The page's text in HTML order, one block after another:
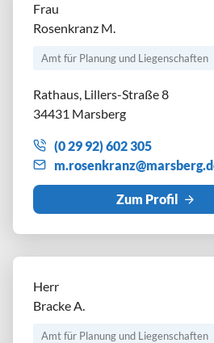
Frau
Rosenkranz M.
Amt für Planung und Liegenschaften
Rathaus, Lillers-Straße 8
34431 Marsberg
(0 29 92) 602 305
m r s nkr nz m rsb rg d
Zum Profil
Herr
Bracke A.
Amt für Planung und Liegenschaften